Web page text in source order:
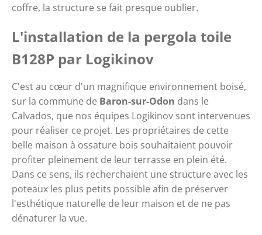
coffre, la structure se fait presque oublier.
L'installation de la pergola toile
B128P par Logikinov
C'est au cœur d'un magnifique environnement boisé,
sur la commune de Baron-sur-Odon dans le
Calvados, que nos équipes Logikinov sont intervenues
pour réaliser ce projet. Les propriétaires de cette
belle maison à ossature bois souhaitaient pouvoir
profiter pleinement de leur terrasse en plein été.
Dans ce sens, ils recherchaient une structure avec les
poteaux les plus petits possible afin de préserver
l'esthétique naturelle de leur maison et de ne pas
dénaturer la vue.